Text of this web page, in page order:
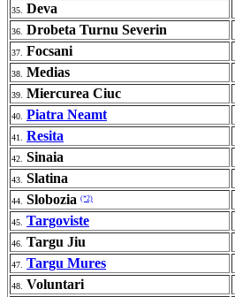
35. Deva
36. Drobeta Turnu Severin
37. Focsani
38. Medias
39. Miercurea Ciuc
40. Piatra Neamt
41. Resita
42. Sinaia
43. Slatina
44. Slobozia (*2)
45. Targoviste
46. Targu Jiu
47. Targu Mures
48. Voluntari